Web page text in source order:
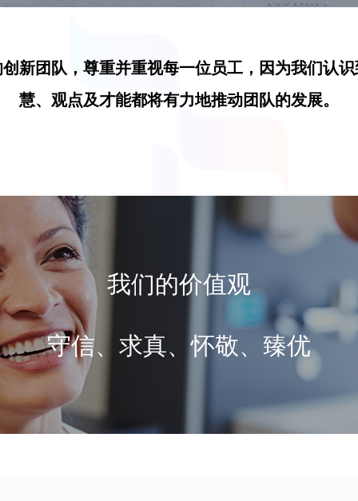
新团队，尊重并重视每一位员工，因为我们认
慧、观点及才能都将有力地推动团队的发展。
我们的价值观
守信、求真、怀敬、臻优